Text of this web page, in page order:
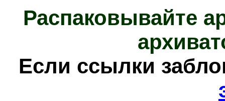
Распаковывайте
Если ссылки